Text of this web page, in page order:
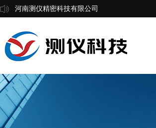
河南测仪精密科技有限公司